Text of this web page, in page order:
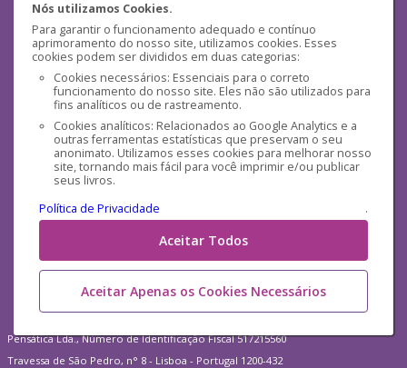
Nós utilizamos Cookies.
Para garantir o funcionamento adequado e contínuo
aprimoramento do nosso site, utilizamos cookies. Esses
cookies podem ser divididos em duas categorias:
Cookies necessários: Essenciais para o correto
funcionamento do nosso site. Eles não são utilizados para
fins analíticos ou de rastreamento.
Cookies analíticos: Relacionados ao Google Analytics e a
outras ferramentas estatísticas que preservam o seu
anonimato. Utilizamos esses cookies para melhorar nosso
site, tornando mais fácil para você imprimir e/ou publicar
seus livros.
Política de Privacidade
.
Aceitar Todos
Aceitar Apenas os Cookies Necessários
Segurança
Mídias Sociais
Pensática Lda., Número de Identificação Fiscal 517215560
Travessa de São Pedro, n° 8 - Lisboa - Portugal 1200-432